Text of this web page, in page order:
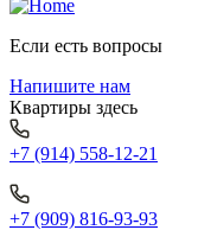
Если есть вопросы
Напишите нам
Квартиры здесь
+7 (914) 558-12-21
+7 (909) 816-93-93